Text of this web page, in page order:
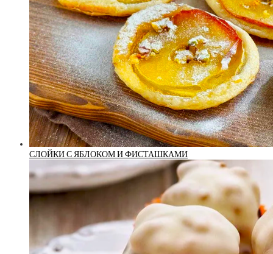
СЛОЙКИ С ЯБЛОКОМ И ФИСТАШКАМИ